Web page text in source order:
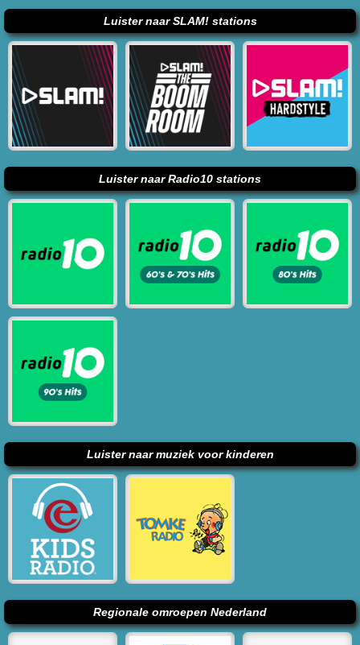
Luister naar SLAM! stations
Luister naar Radio10 stations
Luister naar muziek voor kinderen
Regionale omroepen Nederland